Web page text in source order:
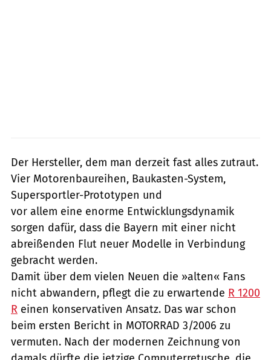
Der Hersteller, dem man derzeit fast alles zutraut.
Vier Motorenbaureihen, Baukasten-System,
Supersportler-Prototypen und
vor allem eine enorme Entwicklungsdynamik
sorgen dafür, dass die Bayern mit einer nicht
abreißenden Flut neuer Modelle in Verbindung
gebracht werden.
Damit über dem vielen Neuen die »alten« Fans
nicht abwandern, pflegt die zu erwartende R 1200
R einen konservativen Ansatz. Das war schon
beim ersten Bericht in MOTORRAD 3/2006 zu
vermuten. Nach der modernen Zeichnung von